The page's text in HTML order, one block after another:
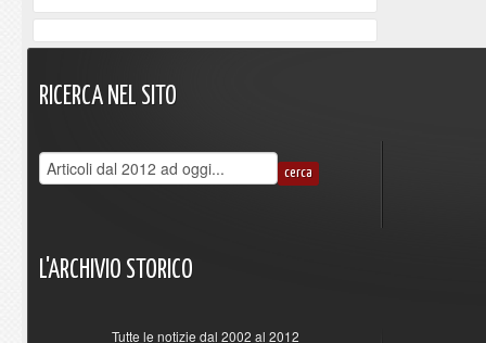
RICERCA NEL SITO
L'ARCHIVIO STORICO
Tutte le notizie dal 2002 al 2012